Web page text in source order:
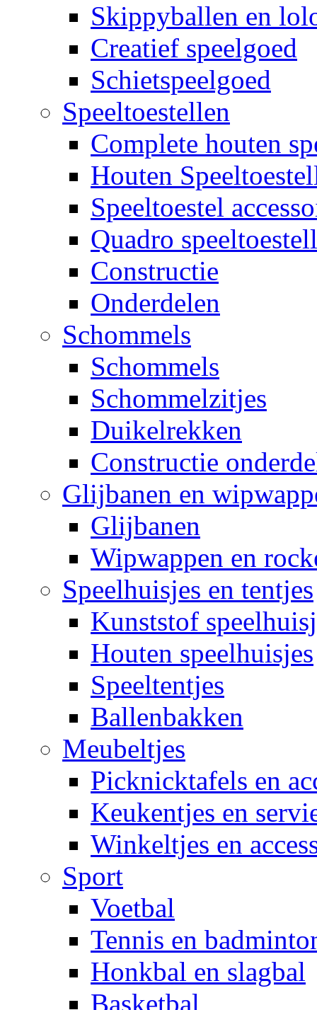
Skippyballen en
Creatief speelgoed
Schietspeelgoed
Speeltoestellen
Complete houten
Houten
Speeltoestel
Quadro
Constructie
Onderdelen
Schommels
Schommels
Schommelzitjes
Duikelrekken
Constructie
Glijbanen en
Glijbanen
Wipwappen en
Speelhuisjes en tentjes
Kunststof
Houten speelhuisjes
Speeltentjes
Ballenbakken
Meubeltjes
Picknicktafels en
Keukentjes en
Winkeltjes en
Sport
Voetbal
Tennis en
Honkbal en slagbal
Basketbal